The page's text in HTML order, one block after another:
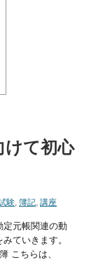
けて初心
験, 簿記, 講座
定元帳関連の動
ていきます。
こちらは、